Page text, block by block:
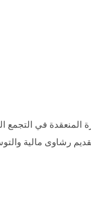
رشاوى مالية والتوسط